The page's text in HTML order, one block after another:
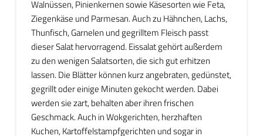
Walnüssen, Pinienkernen sowie Käsesorten wie Feta,
Ziegenkäse und Parmesan. Auch zu Hähnchen, Lachs,
Thunfisch, Garnelen und gegrilltem Fleisch passt
dieser Salat hervorragend. Eissalat gehört außerdem
zu den wenigen Salatsorten, die sich gut erhitzen
lassen. Die Blätter können kurz angebraten, gedünstet,
gegrillt oder einige Minuten gekocht werden. Dabei
werden sie zart, behalten aber ihren frischen
Geschmack. Auch in Wokgerichten, herzhaften
Kuchen, Kartoffelstampfgerichten und sogar in